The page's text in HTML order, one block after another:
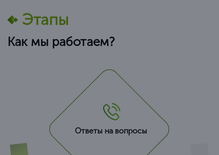
Этапы
Как мы работаем?
Ответы на вопросы